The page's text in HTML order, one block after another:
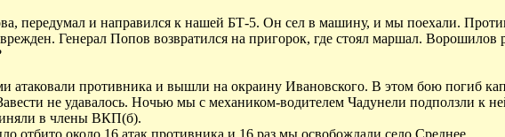
передумал и направился к нашей БТ-5. Он сел в машину, и мы поехали.
Генерал Попов возвратился на пригорок, где стоял маршал. Ворошилов
атаковали противника и вышли на окраину Ивановского. В этом бою погиб
не удавалось. Ночью мы с механиком-водителем Чадунели подползли к
в члены ВКП(б).
отбито около 16 атак противника и 16 раз мы освобождали село Среднее.